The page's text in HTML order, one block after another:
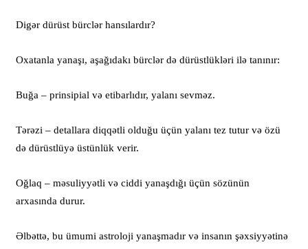
Digər dürüst bürclər hansılardır?
Oxatanla yanaşı, aşağıdakı bürclər də dürüstlükləri ilə tanınır:
Buğa – prinsipial və etibarlıdır, yalanı sevməz.
Tərəzi – detallara diqqətli olduğu üçün yalanı tez tutur və özü
də dürüstlüyə üstünlük verir.
Oğlaq – məsuliyyətli və ciddi yanaşdığı üçün sözünün
arxasında durur.
Əlbəttə, bu ümumi astroloji yanaşmadır və insanın şəxsiyyətinə